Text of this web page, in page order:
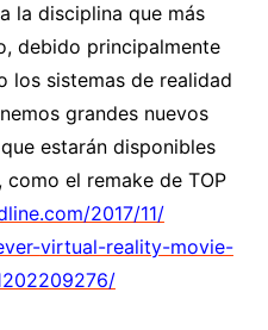
la disciplina que más
debido principalmente
los sistemas de realidad
grandes nuevos
estarán disponibles
el remake de TOP
2017/11/
virtual-reality-movie-